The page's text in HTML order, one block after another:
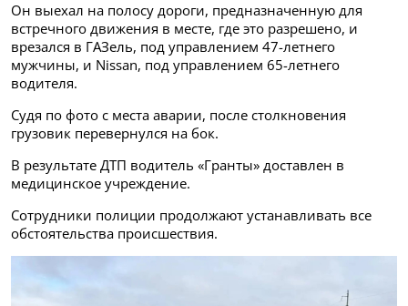
Он выехал на полосу дороги, предназначенную для
встречного движения в месте, где это разрешено, и
врезался в ГАЗель, под управлением 47-летнего
мужчины, и Nissan, под управлением 65-летнего
водителя.
Судя по фото с места аварии, после столкновения
грузовик перевернулся на бок.
В результате ДТП водитель «Гранты» доставлен в
медицинское учреждение.
Сотрудники полиции продолжают устанавливать все
обстоятельства происшествия.